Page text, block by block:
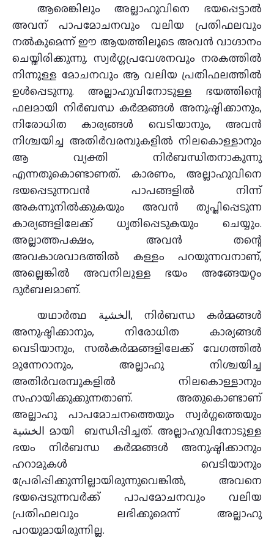
ആരെങ്കിലും അല്ലാഹുവിനെ ഭയപ്പെട്ടാൽ
അവന് പാപമോചനവും വലിയ പ്രതിഫലവും
നൽകുമെന്ന് ഈ ആയത്തിലൂടെ അവൻ വാഗ്ദാനം
ചെയ്തിരിക്കുന്നു. സ്വർഗ്ഗപ്രവേശനവും നരകത്തിൽ
നിന്നുള്ള മോചനവും ആ വലിയ പ്രതിഫലത്തിൽ
ഉൾപ്പെടുന്നു. അല്ലാഹുവിനോടുള്ള ഭയത്തിന്റെ
ഫലമായി നിർബന്ധ കർമ്മങ്ങൾ അനുഷ്ഠിക്കാനും,
നിരോധിത കാര്യങ്ങൾ വെടിയാനും, അവൻ
നിശ്ചയിച്ച അതിർവരമ്പുകളിൽ നിലകൊള്ളാനും
ആ വ്യക്തി നിർബന്ധിതനാകുന്നു
എന്നതുകൊണ്ടാണത്. കാരണം, അല്ലാഹുവിനെ
ഭയപ്പെടുന്നവൻ പാപങ്ങളിൽ നിന്ന്
അകന്നുനിൽക്കുകയും അവൻ തൃപ്തിപ്പെടുന്ന
കാര്യങ്ങളിലേക്ക് ധൃതിപ്പെടുകയും ചെയ്യും.
അല്ലാത്തപക്ഷം, അവൻ തന്റെ
അവകാശവാദത്തിൽ കള്ളം പറയുന്നവനാണ്,
അല്ലെങ്കിൽ അവനിലുള്ള ഭയം അങ്ങേയറ്റം
ദുർബലമാണ്.
യഥാർത്ഥ الخشية, നിർബന്ധ കർമ്മങ്ങൾ
അനുഷ്ഠിക്കാനും, നിരോധിത കാര്യങ്ങൾ
വെടിയാനും, സൽകർമ്മങ്ങളിലേക്ക് വേഗത്തിൽ
മുന്നേറാനും, അല്ലാഹു നിശ്ചയിച്ച
അതിർവരമ്പുകളിൽ നിലകൊള്ളാനും
സഹായിക്കുക്കുന്നതാണ്. അതുകൊണ്ടാണ്
അല്ലാഹു പാപമോചനത്തെയും സ്വർഗ്ഗത്തെയും
الخشية മായി ബന്ധിപ്പിച്ചത്. അല്ലാഹുവിനോടുള്ള
ഭയം നിർബന്ധ കർമ്മങ്ങൾ അനുഷ്ഠിക്കാനും
ഹറാമുകൾ വെടിയാനും
പ്രേരിപ്പിക്കുന്നില്ലായിരുന്നുവെങ്കിൽ, അവനെ
ഭയപ്പെടുന്നവര്‍ക്ക് പാപമോചനവും വലിയ
പ്രതിഫലവും ലഭിക്കുമെന്ന് അല്ലാഹു
പറയുമായിരുന്നില്ല.